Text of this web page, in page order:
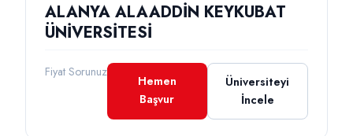
ALANYA ALAADDİN KEYKUBAT
ÜNİVERSİTESİ
Fiyat Sorunuz
Hemen
Başvur
Üniversiteyi
İncele